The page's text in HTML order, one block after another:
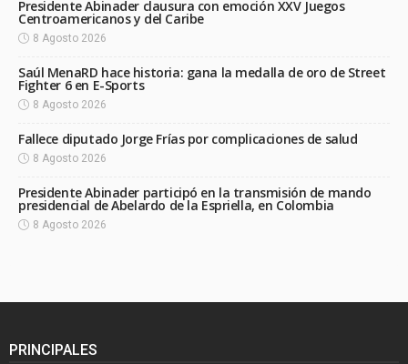
Presidente Abinader clausura con emoción XXV Juegos
Centroamericanos y del Caribe
8 Agosto 2026
Saúl MenaRD hace historia: gana la medalla de oro de Street
Fighter 6 en E-Sports
8 Agosto 2026
Fallece diputado Jorge Frías por complicaciones de salud
8 Agosto 2026
Presidente Abinader participó en la transmisión de mando
presidencial de Abelardo de la Espriella, en Colombia
8 Agosto 2026
PRINCIPALES